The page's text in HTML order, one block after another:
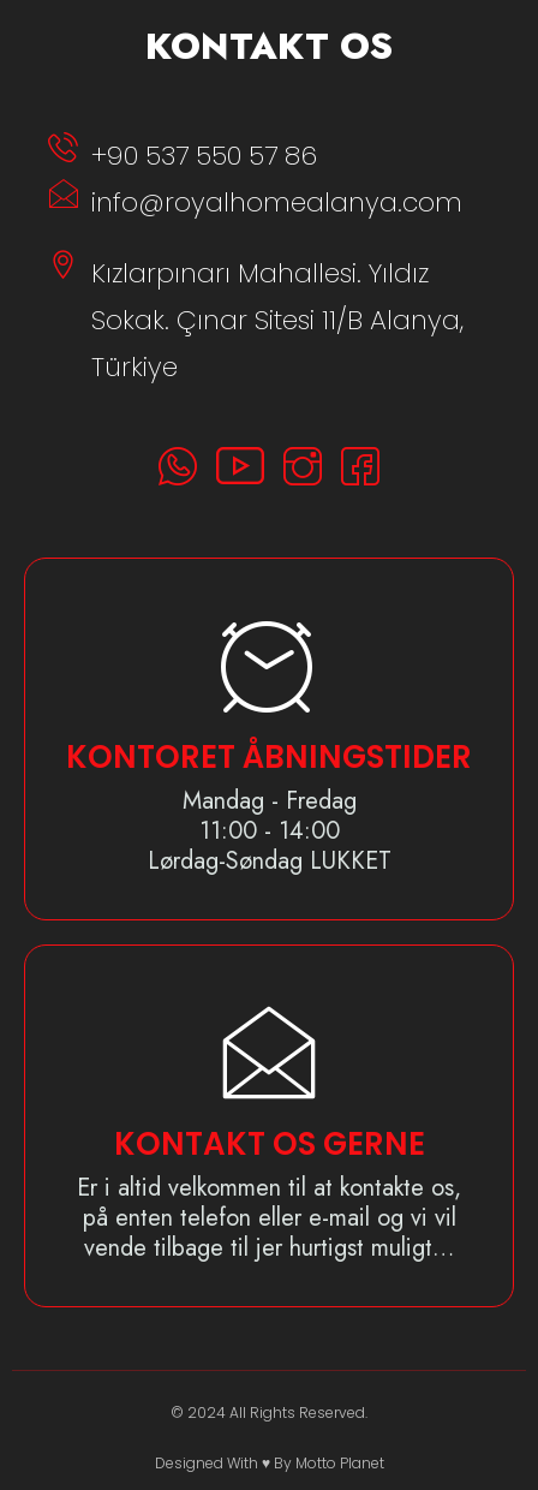
KONTAKT OS
+90 537 550 57 86
info@royalhomealanya.com
Kızlarpınarı Mahallesi. Yıldız
Sokak. Çınar Sitesi 11/B Alanya,
Türkiye
KONTORET ÅBNINGSTIDER
Mandag - Fredag
11:00 - 14:00
Lørdag-Søndag LUKKET
KONTAKT OS GERNE
Er i altid velkommen til at kontakte os,
på enten telefon eller e-mail og vi vil
vende tilbage til jer hurtigst muligt…
© 2024 All Rights Reserved.
Designed With ♥️ By Motto Planet